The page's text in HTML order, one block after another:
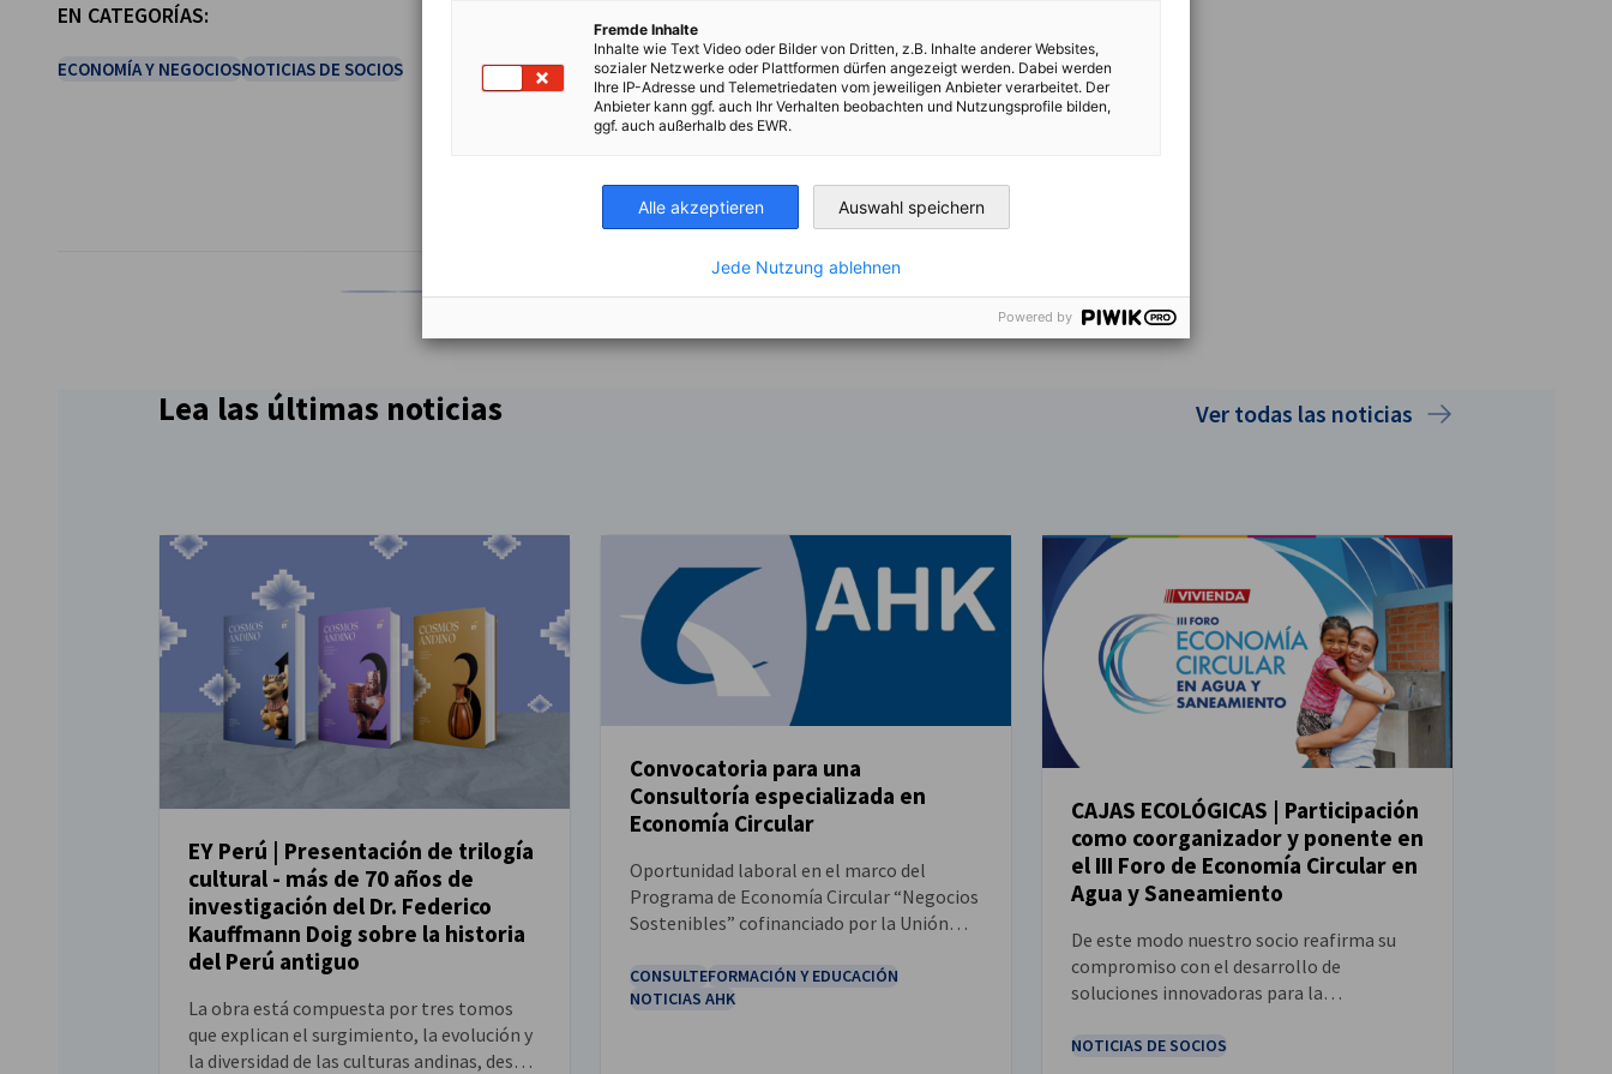
EN CATEGORÍAS:
ECONOMÍA Y NEGOCIOSNOTICIAS DE SOCIOS
Compartir en Facebook
Compartir en LinkedIn
Compartir en X
Compartir en XingCopiar URL al portapapeles
Lea las últimas noticias Ver todas las noticias
NOTICIAS
EY Perú | Presentación de trilogía
cultural - más de 70 años de
investigación del Dr. Federico
Kauffmann Doig sobre la historia
del Perú antiguo
La obra está compuesta por tres tomos
que explican el surgimiento, la evolución y
la diversidad de las culturas andinas, desde
NOTICIAS
Convocatoria para una
Consultoría especializada en
Economía Circular
Oportunidad laboral en el marco del
Programa de Economía Circular “Negocios
Sostenibles” cofinanciado por la Unión
desarrollo, implementada por la GIZ, a
través del Proyecto “Buena Gobernanza
CONSULTEFORMACIÓN Y EDUCACIÓN
NOTICIAS AHK
NOTICIAS
CAJAS ECOLÓGICAS | Participación
como coorganizador y ponente en
el III Foro de Economía Circular en
Agua y Saneamiento
De este modo nuestro socio reafirma su
compromiso con el desarrollo de
soluciones innovadoras para la
hacia una economía circular en el Perú.
NOTICIAS DE SOCIOS
Fremde Inhalte
Inhalte wie Text Video oder Bilder von Dritten, z.B. Inhalte anderer Websites,
sozialer Netzwerke oder Plattformen dürfen angezeigt werden. Dabei werden
Ihre IP-Adresse und Telemetriedaten vom jeweiligen Anbieter verarbeitet. Der
Anbieter kann ggf. auch Ihr Verhalten beobachten und Nutzungsprofile bilden,
ggf. auch außerhalb des EWR.
Alle akzeptieren Auswahl speichern
Jede Nutzung ablehnen
Powered by